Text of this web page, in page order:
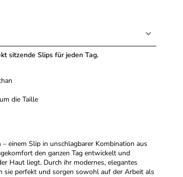
sitzende Slips für jeden Tag.
die Taille
einem Slip in unschlagbarer Kombination aus
den ganzen Tag entwickelt und
Haut liegt. Durch ihr modernes, elegantes
sie perfekt und sorgen sowohl auf der Arbeit als